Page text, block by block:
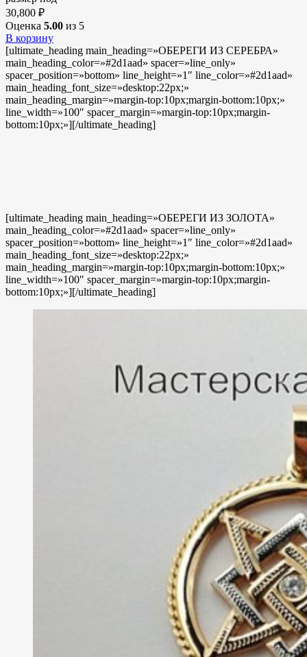
30,800 ₽
Оценка 5.00 из 5
В корзину
[ultimate_heading main_heading=»ОБЕРЕГИ ИЗ СЕРЕБРА»
main_heading_color=»#2d1aad» spacer=»line_only»
spacer_position=»bottom» line_height=»1″ line_color=»#2d1aad»
main_heading_font_size=»desktop:22px;»
main_heading_margin=»margin-top:10px;margin-bottom:10px;»
line_width=»100″ spacer_margin=»margin-top:10px;margin-
bottom:10px;»][/ultimate_heading]
[ultimate_heading main_heading=»ОБЕРЕГИ ИЗ ЗОЛОТА»
main_heading_color=»#2d1aad» spacer=»line_only»
spacer_position=»bottom» line_height=»1″ line_color=»#2d1aad»
main_heading_font_size=»desktop:22px;»
main_heading_margin=»margin-top:10px;margin-bottom:10px;»
line_width=»100″ spacer_margin=»margin-top:10px;margin-
bottom:10px;»][/ultimate_heading]